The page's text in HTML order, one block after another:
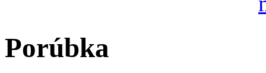
Porúbka